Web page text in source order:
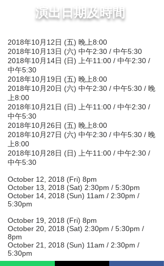
演出日期及時間
2018年10月12日 (五) 晚上8:00
2018年10月13日 (六) 中午2:30 / 中午5:30
2018年10月14日 (日) 上午11:00 / 中午2:30 /
中午5:30
2018年10月19日 (五) 晚上8:00
2018年10月20日 (六) 中午2:30 / 中午5:30 / 晚
上8:00
2018年10月21日 (日) 上午11:00 / 中午2:30 /
中午5:30
2018年10月26日 (五) 晚上8:00
2018年10月27日 (六) 中午2:30 / 中午5:30 / 晚
上8:00
2018年10月28日 (日) 上午11:00 / 中午2:30 /
中午5:30
October 12, 2018 (Fri) 8pm
October 13, 2018 (Sat) 2:30pm / 5:30pm
October 14, 2018 (Sun) 11am / 2:30pm /
5:30pm
October 19, 2018 (Fri) 8pm
October 20, 2018 (Sat) 2:30pm / 5:30pm /
8pm
October 21, 2018 (Sun) 11am / 2:30pm /
5:30pm